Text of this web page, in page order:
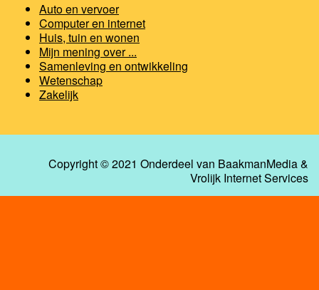
Auto en vervoer
Computer en internet
Huis, tuin en wonen
Mijn mening over ...
Samenleving en ontwikkeling
Wetenschap
Zakelijk
Copyright © 2021 Onderdeel van BaakmanMedia&
Vrolijk Internet Services